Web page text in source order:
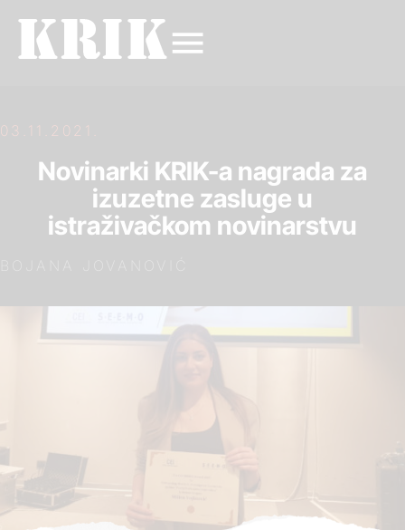
03.11.2021.
Novinarki KRIK-a nagrada za
izuzetne zasluge u
istraživačkom novinarstvu